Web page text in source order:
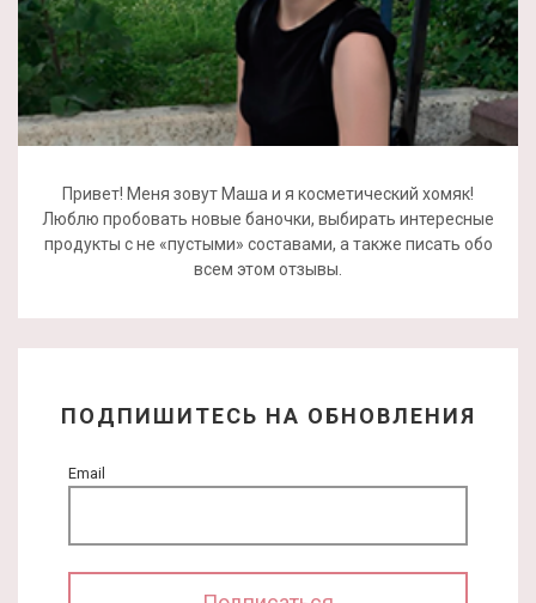
Привет! Меня зовут Маша и я косметический хомяк!
Люблю пробовать новые баночки, выбирать интересные
продукты с не «пустыми» составами, а также писать обо
всем этом отзывы.
ПОДПИШИТЕСЬ НА ОБНОВЛЕНИЯ
Email